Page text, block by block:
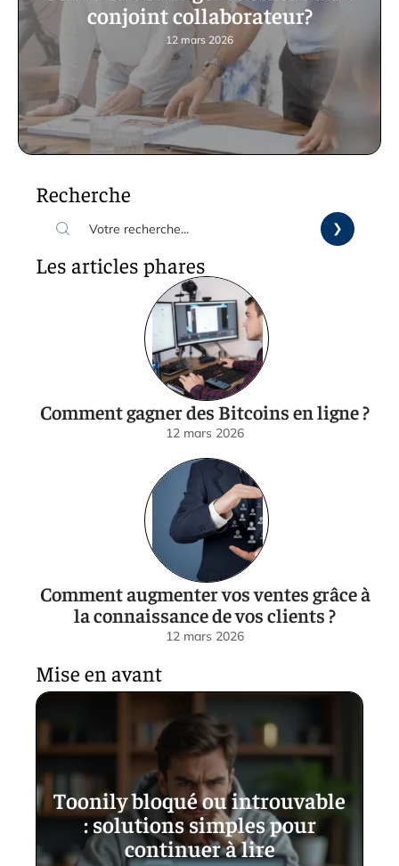
conjoint collaborateur?
12 mars 2026
Recherche
Les articles phares
Comment gagner des Bitcoins en ligne ?
12 mars 2026
Comment augmenter vos ventes grâce à
la connaissance de vos clients ?
12 mars 2026
Mise en avant
Toonily bloqué ou introuvable
: solutions simples pour
continuer à lire